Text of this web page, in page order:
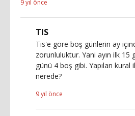
9 yıl önce
TIS
Tis'e göre boş günlerin ay
zorunluluktur. Yani ayın ilk 15
günü 4 boş gibi. Yapılan kural
nerede?
9 yıl önce